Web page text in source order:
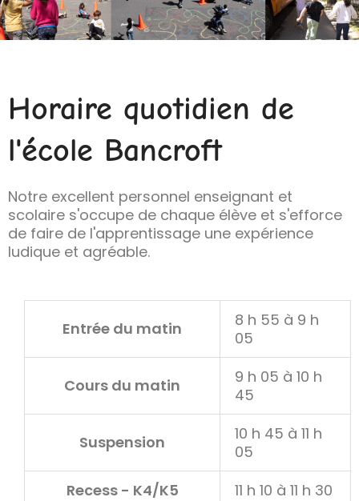
Horaire quotidien de
l'école Bancroft
Notre excellent personnel enseignant et
scolaire s'occupe de chaque élève et s'efforce
de faire de l'apprentissage une expérience
ludique et agréable.
Entrée du matin
8 h 55 à 9 h
05
Cours du matin
9 h 05 à 10 h
45
Suspension
10 h 45 à 11 h
05
Recess - K4/K5
11 h 10 à 11 h 30